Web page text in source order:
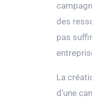
des
pas
La
d’une